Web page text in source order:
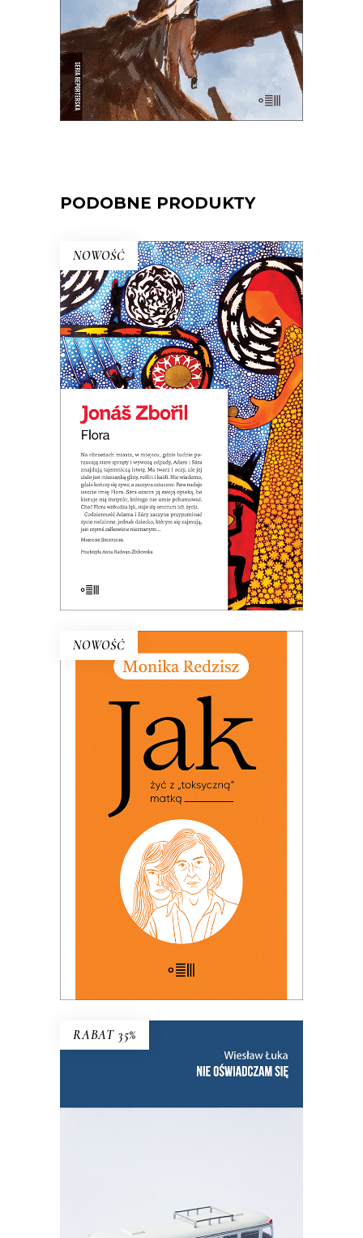
E-BOOK DO KOSZYKA
PODOBNE PRODUKTY
NOWOŚĆ
FLORA (ebook)
Premiera: 20 maja 2026
KSIĄŻKA DO KOSZYKA
NOWOŚĆ
JAK ŻYĆ Z „TOKSYCZNĄ”
MATKĄ (ebook)
PREMIERA: 24 listopada 2025
49.99zł 25.00
KSIĄŻKA DO KOSZYKA
RABAT 35%
35.75zł